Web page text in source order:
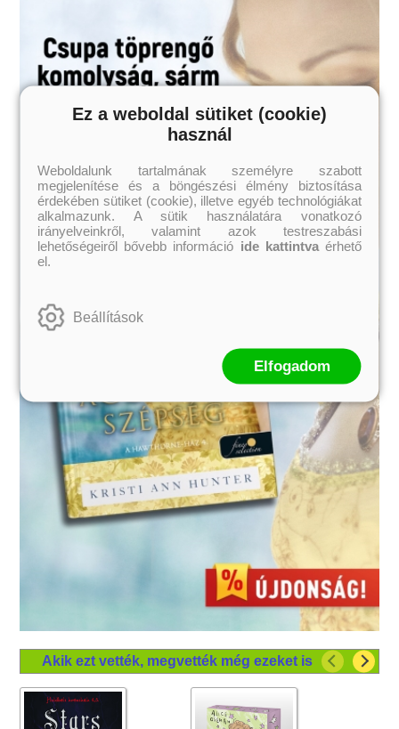
Akik ezt vették, megvették még ezeket is
Ez a weboldal sütiket (cookie)
használ
Weboldalunk tartalmának személyre szabott
megjelenítése és a böngészési élmény biztosítása
érdekében sütiket (cookie), illetve egyéb technológiákat
alkalmazunk. A sütik használatára vonatkozó
irányelveinkről, valamint azok testreszabási
lehetőségeiről bővebb információ ide kattintvaérhető
el.
Beállítások
Elfogadom